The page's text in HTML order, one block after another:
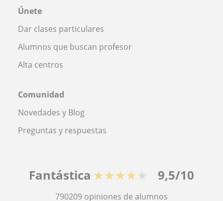
Únete
Dar clases particulares
Alumnos que buscan profesor
Alta centros
Comunidad
Novedades y Blog
Preguntas y respuestas
Fantástica ★★★★★ 9,5/10
790209 opiniones de alumnos